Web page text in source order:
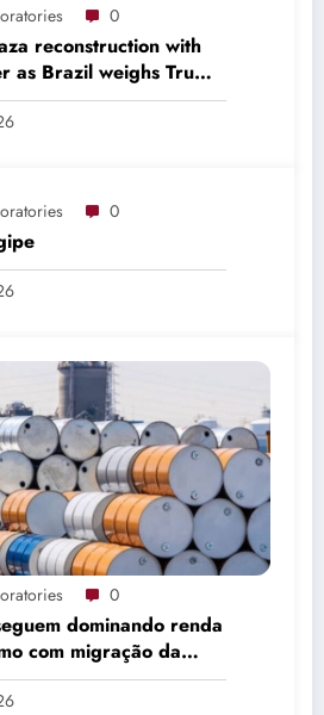
0
reconstruction with
as Brazil weighs Trump
0
0
dominando renda
com migração da